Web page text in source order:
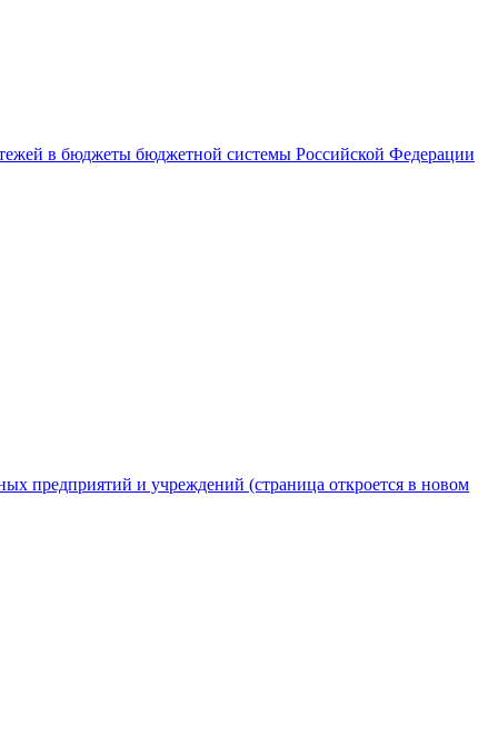
в бюджеты бюджетной системы Российской Федерации